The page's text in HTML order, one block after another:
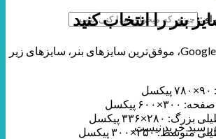
سبد خرید نیست.
بنا به گفته Google Ad Sense، موفق‌ترین سایزهای بنر، سایزهای زیر
پیکسل
۲۸۰×۳۳۶ پیکسل
۲۵۰×۳۰۰ پیکسل